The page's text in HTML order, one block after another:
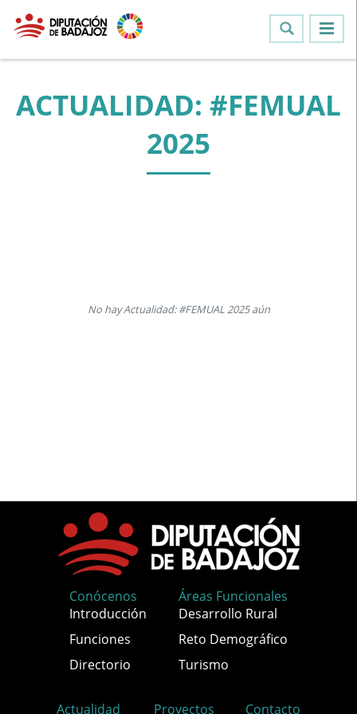
ACTUALIDAD: #FEMUAL
2025
No hay Actualidad: #FEMUAL 2025 aún
Conócenos
Introducción
Funciones
Directorio
Áreas Funcionales
Desarrollo Rural
Reto Demográfico
Turismo
Actualidad Proyectos Contacto